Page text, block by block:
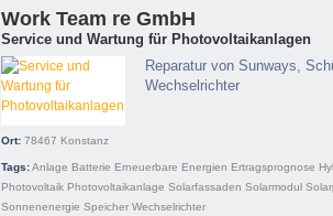
Work Team re GmbH
Service und Wartung für Photovoltaikanlagen
Reparatur von Sunways,
Wechselrichter
Ort: 78467 Konstanz
Tags:Anlage Batterie Erneuerbare Energien Ertragsprognose
Photovoltaik Photovoltaikanlage Solarfassaden Solarmodul
Sonnenenergie Speicher Wechselrichter